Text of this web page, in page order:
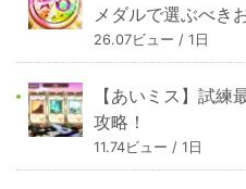
メダルで選ぶべき
26.07ビュー / 1日
【あいミス】試
攻略！
11.74ビュー / 1日